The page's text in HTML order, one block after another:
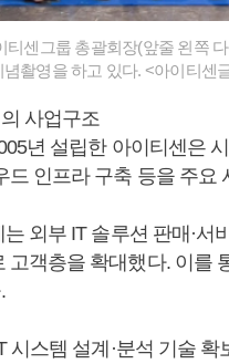
티센그룹 총괄회장(앞줄 왼쪽
촬영을 하고 있다. <아이티센
사업구조
년 설립한 아이티센은
드 인프라 구축 등을 주요
외부 IT 솔루션 판매·
고객층을 확대했다. 이를
시스템 설계·분석 기술